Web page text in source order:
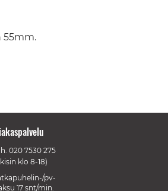
55mm.
020 7530 275
klo 8-18)
pv-
17 snt/min.